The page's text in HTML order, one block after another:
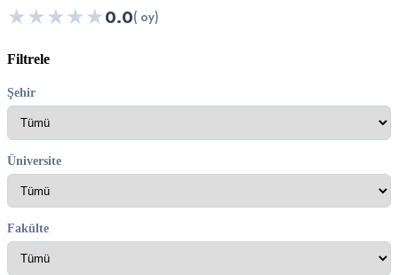
★★★★★0.0( oy)
Filtrele
Şehir
Üniversite
Fakülte